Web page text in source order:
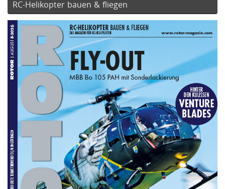
RC-Helikopter bauen & fliegen